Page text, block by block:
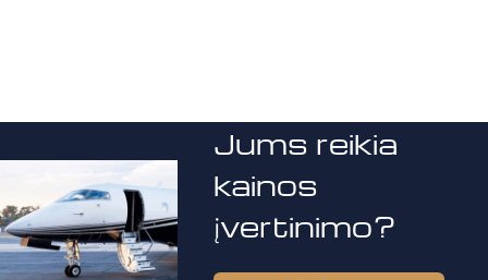
Jums reikia
kainos
įvertinimo?